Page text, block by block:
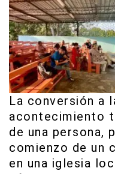
La conversión a
acontecimiento
de una persona,
comienzo de un
en una iglesia